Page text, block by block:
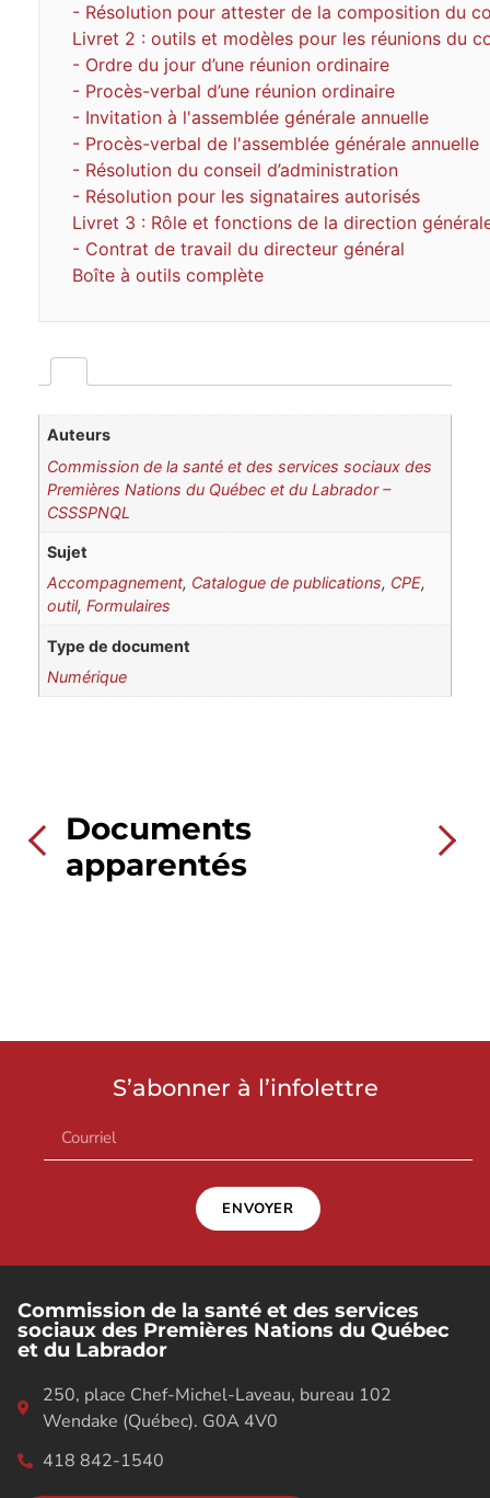
- Résolution pour attester de la composition du
Livret 2 : outils et modèles pour les réunions du
- Ordre du jour d’une réunion ordinaire
- Procès-verbal d’une réunion ordinaire
- Invitation à l'assemblée générale annuelle
- Procès-verbal de l'assemblée générale annuelle
- Résolution du conseil d’administration
- Résolution pour les signataires autorisés
Livret 3 : Rôle et fonctions de la direction
- Contrat de travail du directeur général
Boîte à outils complète
Auteurs
Commission de la santé et des services sociaux des
Premières Nations du Québec et du Labrador –
CSSSPNQL
Sujet
Accompagnement, Catalogue de publications, CPE,
outil,Formulaires
Type de document
Numérique
Documents
apparentés
S’abonner à l’infolettre
ENVOYER
Commission de la santé et des services
sociaux des Premières Nations du Québec
et du Labrador
250, place Chef-Michel-Laveau, bureau 102
Wendake (Québec). G0A 4V0
418 842-1540